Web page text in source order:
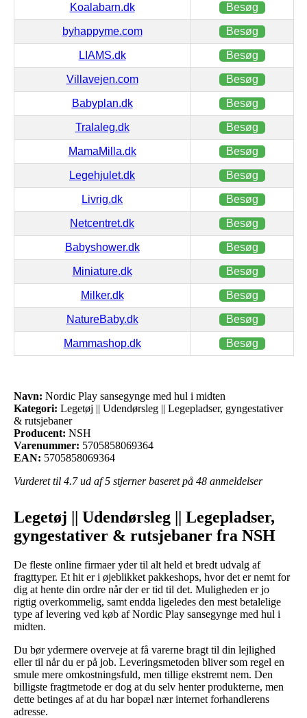
Koalabarn.dk Besøg
byhappyme.com Besøg
LIAMS.dk Besøg
Villavejen.com Besøg
Babyplan.dk Besøg
Tralaleg.dk Besøg
MamaMilla.dk Besøg
Legehjulet.dk Besøg
Livrig.dk Besøg
Netcentret.dk Besøg
Babyshower.dk Besøg
Miniature.dk Besøg
Milker.dk Besøg
NatureBaby.dk Besøg
Mammashop.dk Besøg
Navn: Nordic Play sansegynge med hul i midten
Kategori: Legetøj || Udendørsleg || Legepladser, gyngestativer
& rutsjebaner
Producent: NSH
Varenummer: 5705858069364
EAN: 5705858069364
Vurderet til 4.7ud af 5 stjerner baseret på 48 anmeldelser
Legetøj || Udendørsleg || Legepladser,
gyngestativer & rutsjebaner fra NSH
De fleste online firmaer yder til alt held et bredt udvalg af
fragttyper. Et hit er i øjeblikket pakkeshops, hvor det er nemt for
dig at hente din ordre når der er tid til det. Muligheden er jo
rigtig overkommelig, samt endda ligeledes den mest betalelige
type af levering ved køb af Nordic Play sansegynge med hul i
midten.
Du bør ydermere overveje at få varerne bragt til din lejlighed
eller til når du er på job. Leveringsmetoden bliver som regel en
smule mere omkostningsfuld, men tillige ekstremt nem. Den
billigste fragtmetode er dog at du selv henter produkterne, men
dette betinges af at du har bopæl nær internet forhandlerens
adresse.